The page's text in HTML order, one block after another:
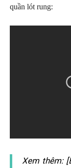
quần lót rung:
Xem thêm: